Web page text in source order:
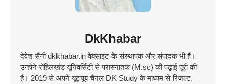
DkKhabar
देवेश सैनी dkkhabar.in वेबसाइट के संस्थापक और संपादक भी हैं।
उन्होंने रोहिलखंड यूनिवर्सिटी से परास्नातक (M.sc) की पढ़ाई पूरी की
है। 2019 से अपने यूट्यूब चैनल DK Study के माध्यम से रिजल्ट,